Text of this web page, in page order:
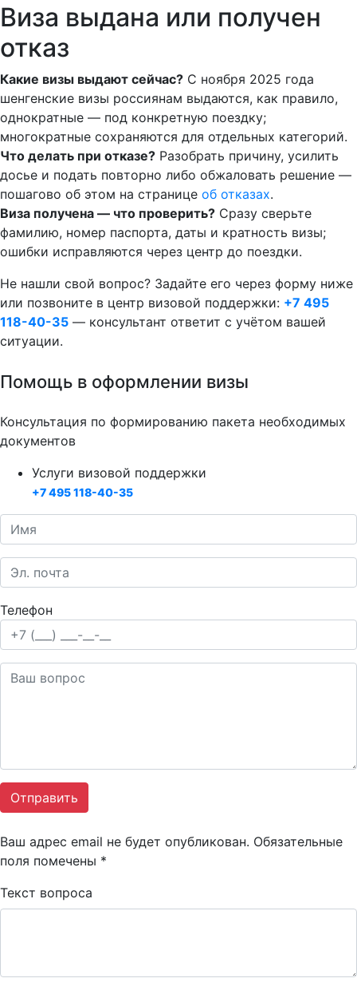
Виза выдана или получен
отказ
Какие визы выдают сейчас? С ноября 2025 года
шенгенские визы россиянам выдаются, как правило,
однократные — под конкретную поездку;
многократные сохраняются для отдельных категорий.
Что делать при отказе? Разобрать причину, усилить
досье и подать повторно либо обжаловать решение —
пошагово об этом на странице об отказах.
Виза получена — что проверить? Сразу сверьте
фамилию, номер паспорта, даты и кратность визы;
ошибки исправляются через центр до поездки.
Не нашли свой вопрос? Задайте его через форму ниже
или позвоните в центр визовой поддержки: +7 495
118-40-35 — консультант ответит с учётом вашей
ситуации.
Помощь в оформлении визы
Консультация по формированию пакета необходимых
документов
Услуги визовой поддержки
+7 495 118-40-35
Телефон
Ваш адрес email не будет опубликован. Обязательные
поля помечены *
Текст вопроса